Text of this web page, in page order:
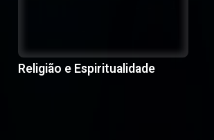
Religião e Espiritualidade